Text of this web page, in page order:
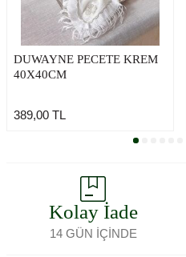
DUWAYNE PECETE KREM
40X40CM
389,00 TL
Kolay İade
14 GÜN İÇİNDE